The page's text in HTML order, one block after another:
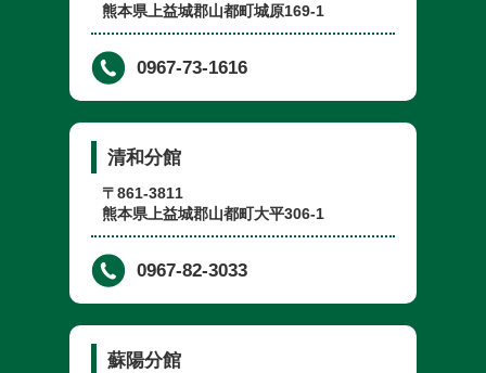
熊本県上益城郡山都町城原169-1
0967-73-1616
清和分館
〒861-3811
熊本県上益城郡山都町大平306-1
0967-82-3033
蘇陽分館